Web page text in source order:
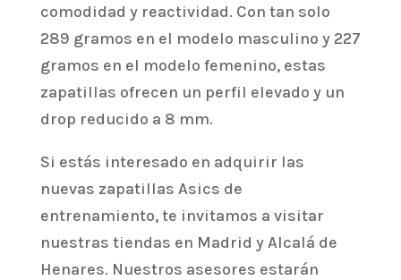
comodidad y reactividad. Con tan solo
289 gramos en el modelo masculino y 227
gramos en el modelo femenino, estas
zapatillas ofrecen un perfil elevado y un
drop reducido a 8 mm.
Si estás interesado en adquirir las
nuevas zapatillas Asics de
entrenamiento, te invitamos a visitar
nuestras tiendas en Madrid y Alcalá de
Henares. Nuestros asesores estarán